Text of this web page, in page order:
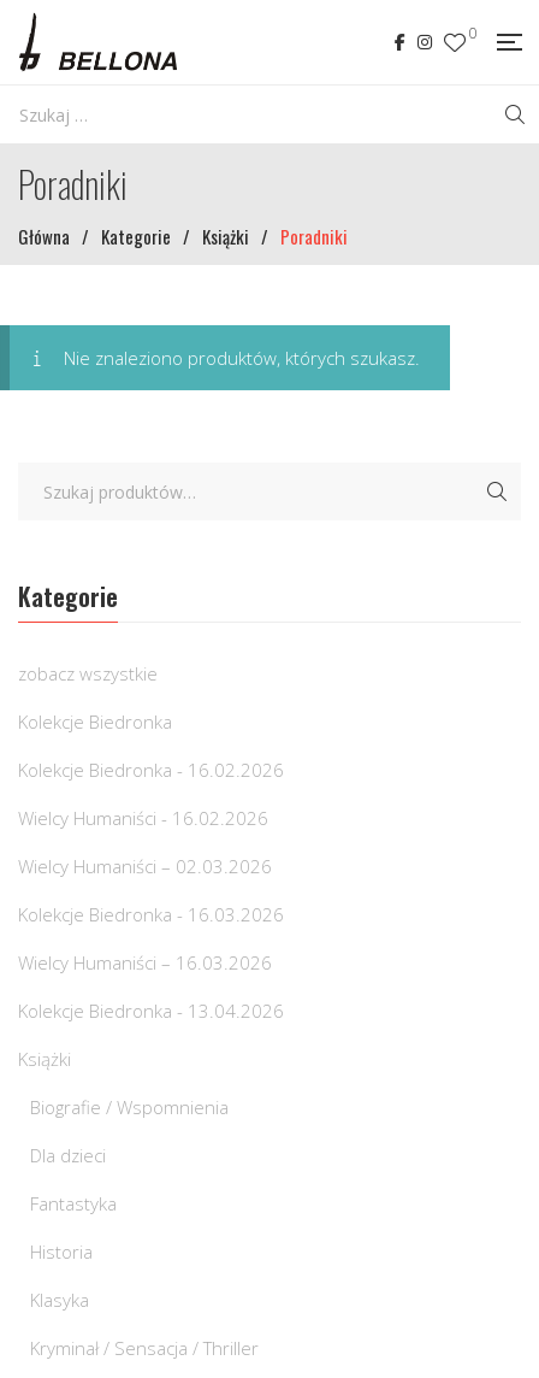
0
Poradniki
Główna / Kategorie / Książki / Poradniki
Nie znaleziono produktów, których szukasz.
Kategorie
zobacz wszystkie
Kolekcje Biedronka
Kolekcje Biedronka - 16.02.2026
Wielcy Humaniści - 16.02.2026
Wielcy Humaniści – 02.03.2026
Kolekcje Biedronka - 16.03.2026
Wielcy Humaniści – 16.03.2026
Kolekcje Biedronka - 13.04.2026
Książki
Biografie / Wspomnienia
Dla dzieci
Fantastyka
Historia
Klasyka
Kryminał / Sensacja / Thriller